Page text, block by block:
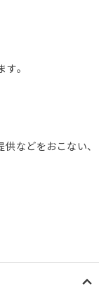
。
などをおこない、